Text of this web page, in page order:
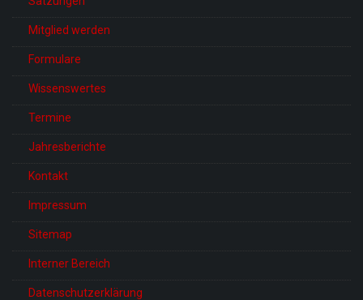
Mitglied werden
Formulare
Wissenswertes
Termine
Jahresberichte
Kontakt
Impressum
Sitemap
Interner Bereich
Datenschutzerklärung